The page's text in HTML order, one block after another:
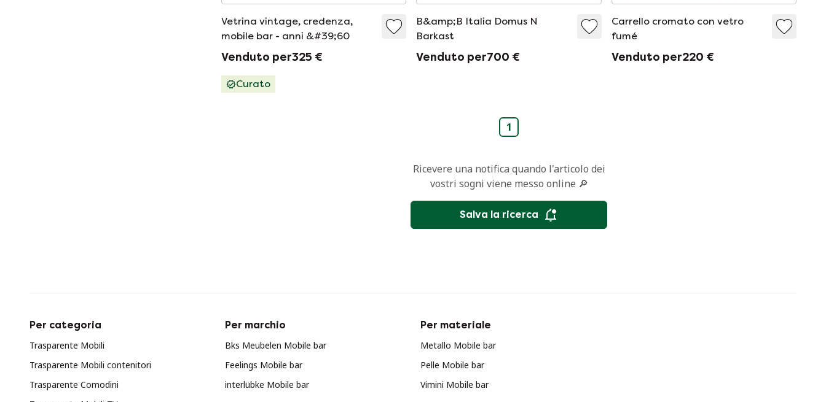
Vetrina vintage, credenza,
mobile bar - anni &#39;60
Venduto per325 €
Curato
B&amp;B Italia Domus N
Barkast
Venduto per700 €
Carrello cromato con vetro
fumé
Venduto per220 €
1
Ricevere una notifica quando l'articolo dei
vostri sogni viene messo online 🔎
Salva la ricerca
Per categoria
Trasparente Mobili
Trasparente Mobili contenitori
Trasparente Comodini
Per marchio
Bks Meubelen Mobile bar
Feelings Mobile bar
interlübke Mobile bar
Per materiale
Metallo Mobile bar
Pelle Mobile bar
Vimini Mobile bar